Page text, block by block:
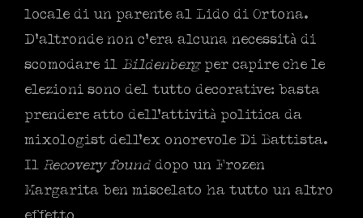
locale di un parente al Lido di Ortona.
D’altronde non c’era alcuna necessità di
scomodare il Bildenbergper capire che le
elezioni sono del tutto decorative: basta
prendere atto dell’attività politica da
mixologist dell’ex onorevole Di Battista.
Il Recovery found dopo un Frozen
Margarita ben miscelato ha tutto un altro